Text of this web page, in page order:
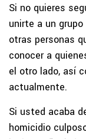
Si no quieres
unirte a un
otras personas
conocer a
el otro lado, así
actualmente.
Si usted acaba
homicidio